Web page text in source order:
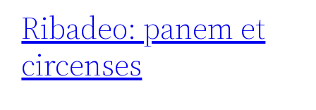
Ribadeo: panem et
circenses